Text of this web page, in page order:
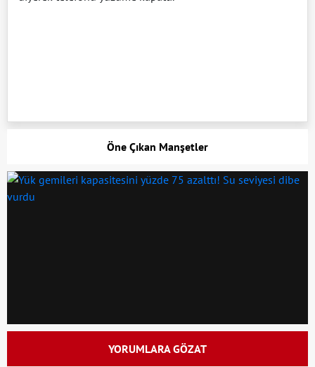
Öne Çıkan Manşetler
YORUMLARA GÖZAT